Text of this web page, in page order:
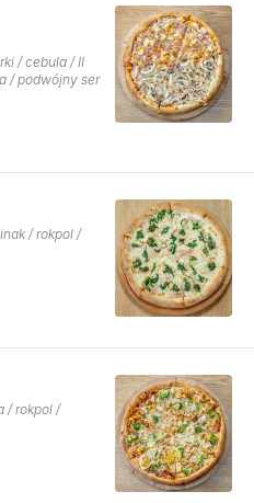
/ cebula / II
/ podwójny ser
/ rokpol /
/ rokpol /